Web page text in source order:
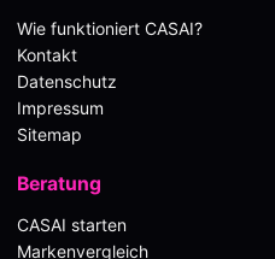
Wie funktioniert CASAI?
Kontakt
Datenschutz
Impressum
Sitemap
Beratung
CASAI starten
Markenvergleich